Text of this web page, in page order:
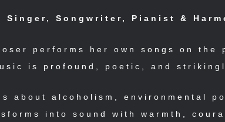
Singer, Songwriter, Pianist &
performs her own songs on
is profound, poetic, and
about alcoholism, environmental
into sound with warmth,